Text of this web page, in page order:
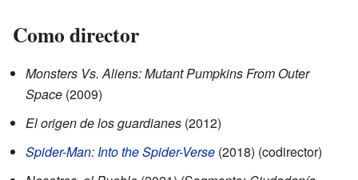
Como director
Monsters Vs. Aliens: Mutant Pumpkins From Outer
Space (2009)
El origen de los guardianes (2012)
Spider-Man: Into the Spider-Verse (2018) (codirector)